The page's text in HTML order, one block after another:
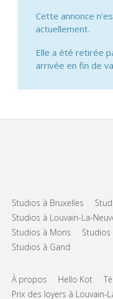
Cette annonce
actuellement.
Elle a été retirée
arrivée en fin de
Studios à Bruxelles
Studios à Louvain-La-
Studios à Mons
Studios
Studios à Gand
À propos Hello Kot
Prix des loyers à Louvain-